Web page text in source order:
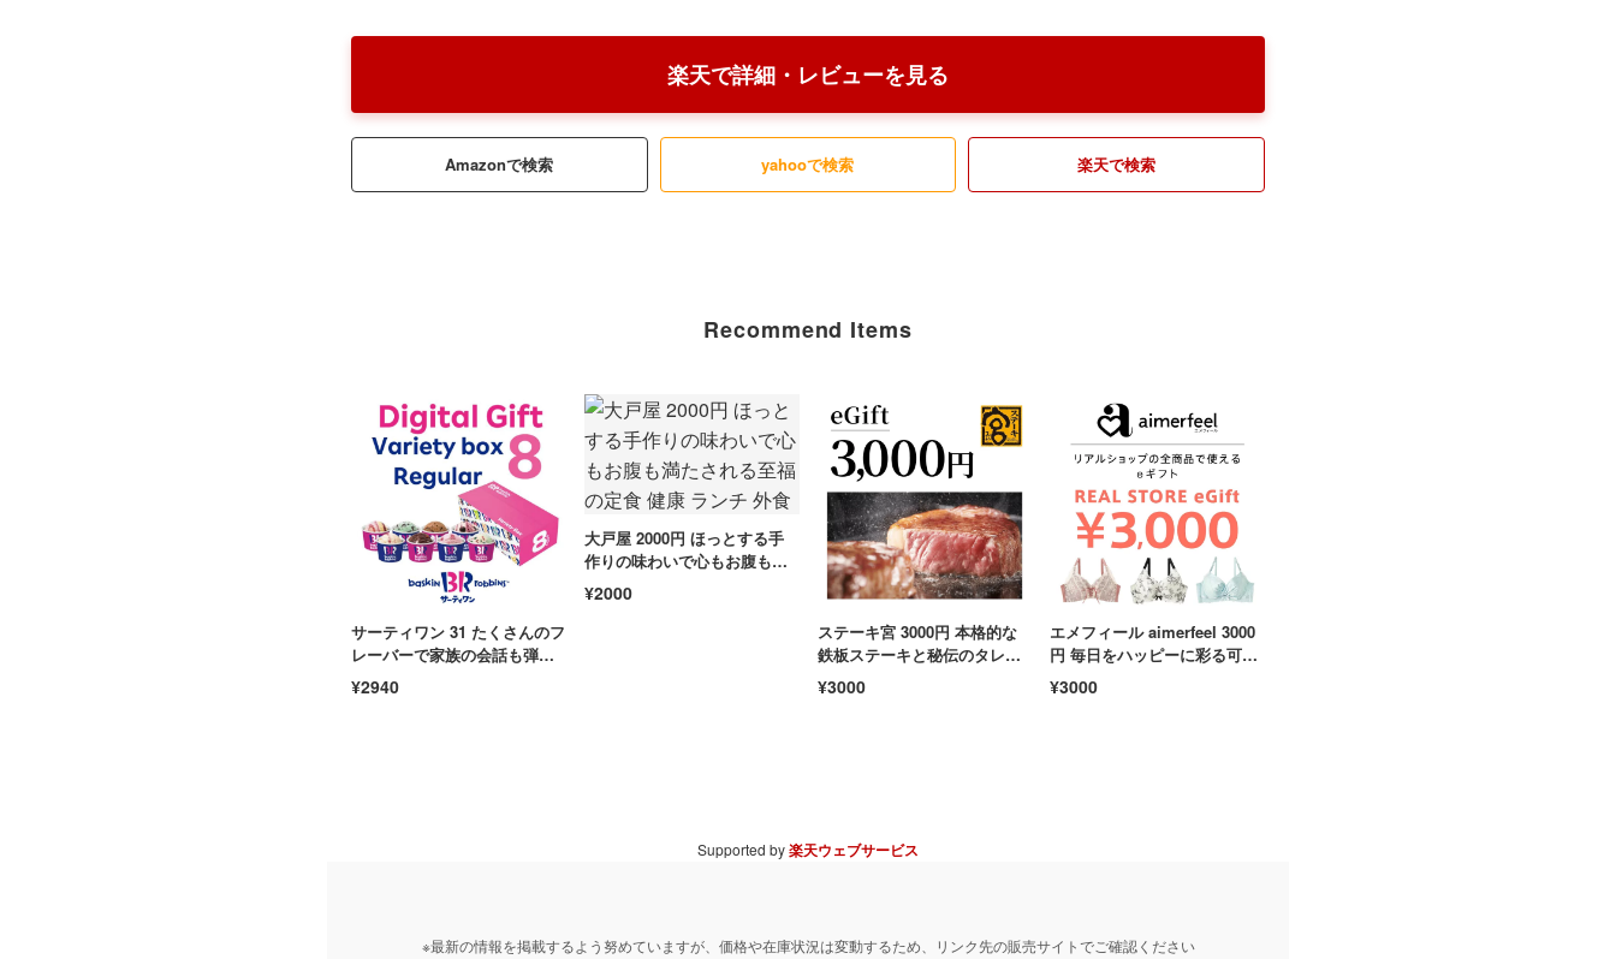
楽天で詳細・レビューを見る
Amazonで検索 yahooで検索 楽天で検索
Recommend Items
サーティワン 31 たくさんのフ
レーバーで家族の会話も弾む
バラエティボックス おやつ 家
族 手土産
¥2940
大戸屋 2000円 ほっとする手
作りの味わいで心もお腹も満
たされる至福の定食 健康 ラン
チ 外食
¥2000
ステーキ宮 3000円 本格的な
鉄板ステーキと秘伝のタレを
心ゆくまで満喫する 肉 ランチ
贅沢
¥3000
エメフィール aimerfeel 3000
円 毎日をハッピーに彩る可愛
い下着を自由に選ぶ贅沢 ファ
ッション 贈り物 贅沢
¥3000
Supported by楽天ウェブサービス
※最新の情報を掲載するよう努めていますが、価格や在庫状況は変動するため、リンク先の販売サイトでご確認ください